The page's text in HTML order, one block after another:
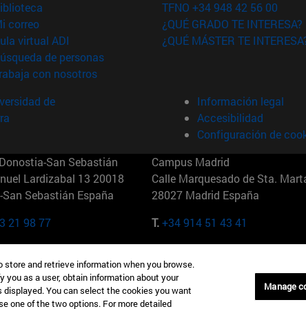
(abre en nueva ventana)
correo(abre en nueva ventana)
virtual ADI (abre en nueva ventana)
de personas(abre en nueva ventana)
con nosotros(abre en nueva ventana)
TFNO +34 948 42 56 00
¿QUÉ GRADO TE INTERESA?
¿QUÉ MÁSTER TE
de
Información legal
Accesibilidad
Configuración de
San Sebastián
Lardizabal 13 20018
Sebastián España
21 98 77
Campus Madrid
Calle Marquesado de Sta.
28027 Madrid España
T.+34 914 51 43 41
St 10019-2201 Nueva York Maria-Theresia-Straße 15
Múnich Alemania
and retrieve information when you browse.
as a user, obtain information about your
You can select the cookies you want
one of the two options. For more detailed
Manage